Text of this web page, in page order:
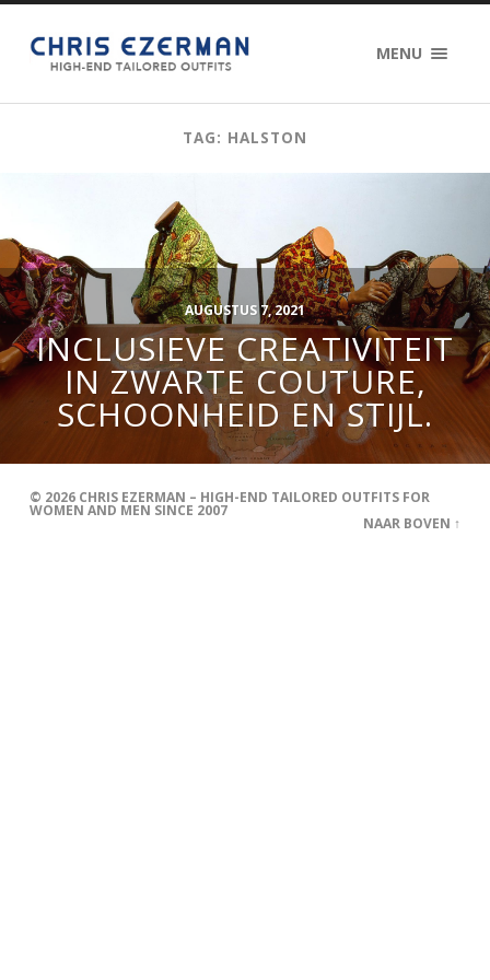
MENU
TAG: HALSTON
AUGUSTUS 7, 2021
INCLUSIEVE CREATIVITEIT
IN ZWARTE COUTURE,
SCHOONHEID EN STIJL.
© 2026 CHRIS EZERMAN – HIGH-END TAILORED OUTFITS FOR
WOMEN AND MEN SINCE 2007
NAAR BOVEN ↑